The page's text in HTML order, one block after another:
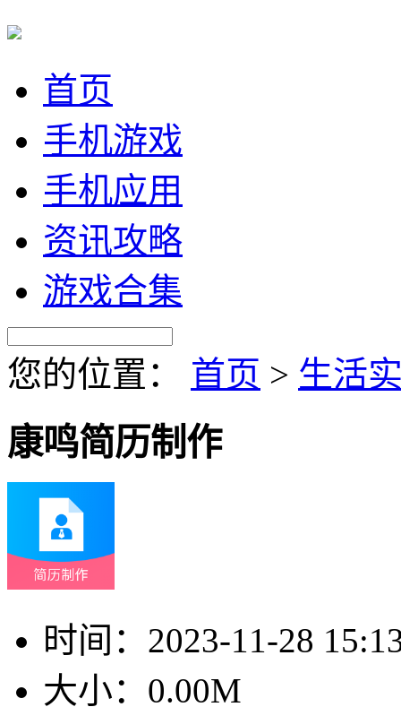
首页
手机游戏
手机应用
资讯攻略
游戏合集
您的位置： 首页 > 生活
康鸣简历制作
时间： 2023-11-28
大小： 0.00M